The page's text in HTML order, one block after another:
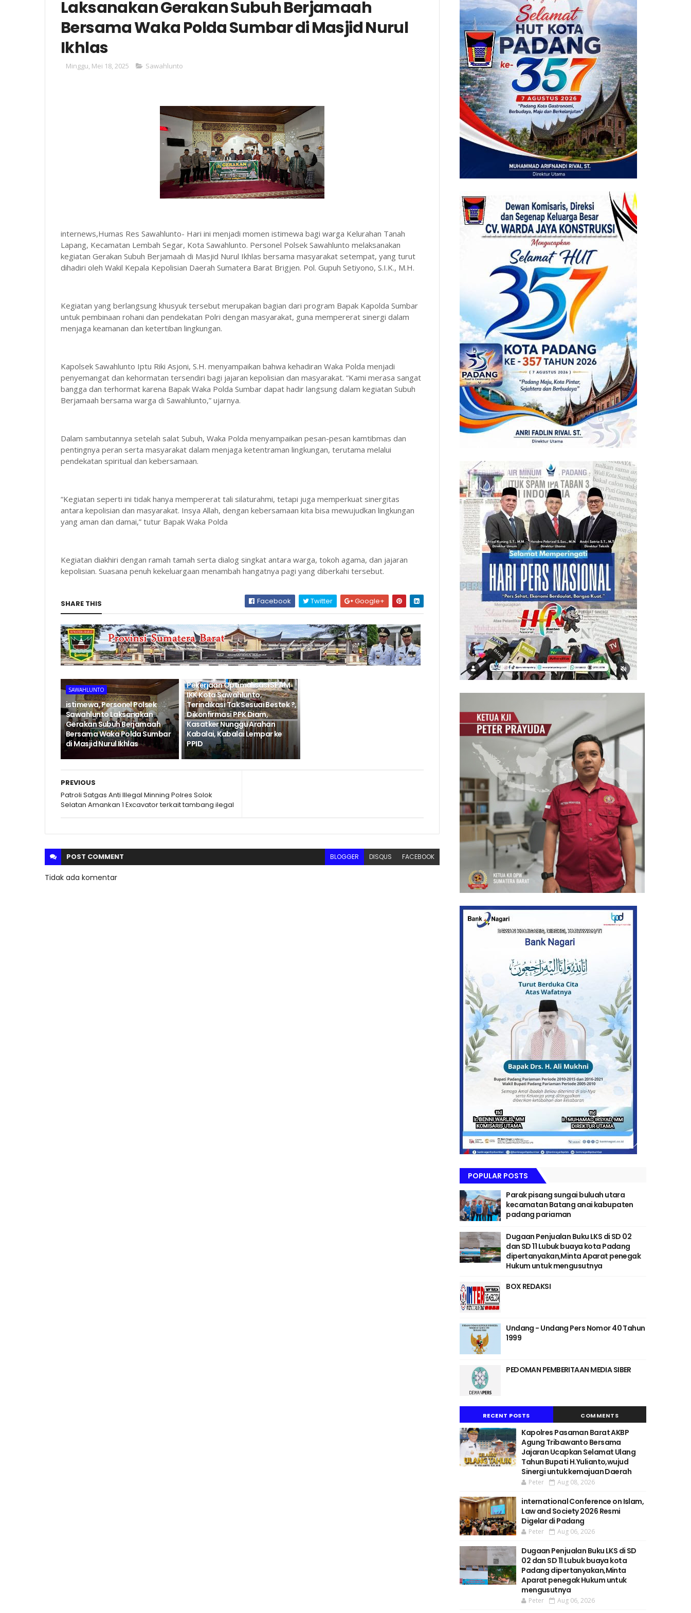
Laksanakan Gerakan Subuh Berjamaah
Bersama Waka Polda Sumbar di Masjid Nurul
Ikhlas
Minggu, Mei 18, 2025 Sawahlunto
internews,Humas Res Sawahlunto- Hari ini menjadi momen istimewa bagi warga Kelurahan Tanah
Lapang, Kecamatan Lembah Segar, Kota Sawahlunto. Personel Polsek Sawahlunto melaksanakan
kegiatan Gerakan Subuh Berjamaah di Masjid Nurul Ikhlas bersama masyarakat setempat, yang turut
dihadiri oleh Wakil Kepala Kepolisian Daerah Sumatera Barat Brigjen. Pol. Gupuh Setiyono, S.I.K., M.H.
Kegiatan yang berlangsung khusyuk tersebut merupakan bagian dari program Bapak Kapolda Sumbar
untuk pembinaan rohani dan pendekatan Polri dengan masyarakat, guna mempererat sinergi dalam
menjaga keamanan dan ketertiban lingkungan.
Kapolsek Sawahlunto Iptu Riki Asjoni, S.H. menyampaikan bahwa kehadiran Waka Polda menjadi
penyemangat dan kehormatan tersendiri bagi jajaran kepolisian dan masyarakat. “Kami merasa sangat
bangga dan terhormat karena Bapak Waka Polda Sumbar dapat hadir langsung dalam kegiatan Subuh
Berjamaah bersama warga di Sawahlunto,” ujarnya.
Dalam sambutannya setelah salat Subuh, Waka Polda menyampaikan pesan-pesan kamtibmas dan
pentingnya peran serta masyarakat dalam menjaga ketentraman lingkungan, terutama melalui
pendekatan spiritual dan kebersamaan.
“Kegiatan seperti ini tidak hanya mempererat tali silaturahmi, tetapi juga memperkuat sinergitas
antara kepolisian dan masyarakat. Insya Allah, dengan kebersamaan kita bisa mewujudkan lingkungan
yang aman dan damai,” tutur Bapak Waka Polda
Kegiatan diakhiri dengan ramah tamah serta dialog singkat antara warga, tokoh agama, dan jajaran
kepolisian. Suasana penuh kekeluargaan menambah hangatnya pagi yang diberkahi tersebut.
SHARE THIS Facebook Twitter Google+
SAWAHLUNTO
istimewa, Personel Polsek
Sawahlunto Laksanakan
Gerakan Subuh Berjamaah
Bersama Waka Polda Sumbar
di Masjid Nurul Ikhlas
Pekerjaan Optimalisasi SPAM
IKK Kota Sawahlunto,
Terindikasi Tak Sesuai Bestek ?,
Dikonfirmasi PPK Diam,
Kasatker Nunggu Arahan
Kabalai, Kabalai Lempar ke
PPID
PREVIOUS
Patroli Satgas Anti Illegal Minning Polres Solok
Selatan Amankan 1 Excavator terkait tambang ilegal
POST COMMENT BLOGGER DISQUS FACEBOOK
Tidak ada komentar
POPULAR POSTS
Parak pisang sungai buluah utara
kecamatan Batang anai kabupaten
padang pariaman
Dugaan Penjualan Buku LKS di SD 02
dan SD 11 Lubuk buaya kota Padang
dipertanyakan,Minta Aparat penegak
Hukum untuk mengusutnya
BOX REDAKSI
Undang - Undang Pers Nomor 40 Tahun
1999
PEDOMAN PEMBERITAAN MEDIA SIBER
RECENT POSTS COMMENTS
Kapolres Pasaman Barat AKBP
Agung Tribawanto Bersama
Jajaran Ucapkan Selamat Ulang
Tahun Bupati H.Yulianto,wujud
Sinergi untuk kemajuan Daerah
Peter Aug 08, 2026
international Conference on Islam,
Law and Society 2026 Resmi
Digelar di Padang
Peter Aug 06, 2026
Dugaan Penjualan Buku LKS di SD
02 dan SD 11 Lubuk buaya kota
Padang dipertanyakan,Minta
Aparat penegak Hukum untuk
mengusutnya
Peter Aug 06, 2026